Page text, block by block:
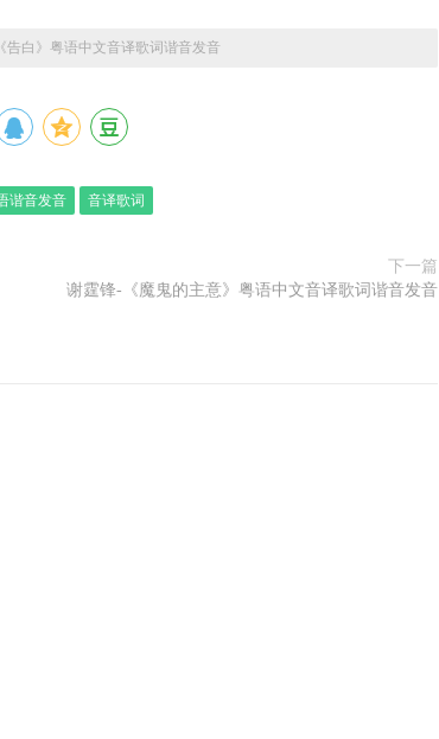
告白》粤语中文音译歌词谐音发音
谐音发音 音译歌词
下一篇
谢霆锋-《魔鬼的主意》粤语中文音译歌词谐音发音